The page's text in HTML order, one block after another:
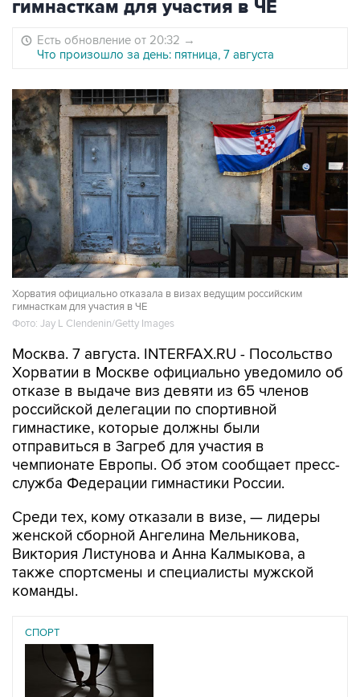
гимнасткам для участия в ЧЕ
Есть обновление от 20:32 →
Что произошло за день: пятница, 7 августа
Хорватия официально отказала в визах ведущим российским
гимнасткам для участия в ЧЕ
Фото: Jay L Clendenin/Getty Images
Москва. 7 августа. INTERFAX.RU - Посольство
Хорватии в Москве официально уведомило об
отказе в выдаче виз девяти из 65 членов
российской делегации по спортивной
гимнастике, которые должны были
отправиться в Загреб для участия в
чемпионате Европы. Об этом сообщает пресс-
служба Федерации гимнастики России.
Среди тех, кому отказали в визе, — лидеры
женской сборной Ангелина Мельникова,
Виктория Листунова и Анна Калмыкова, а
также спортсмены и специалисты мужской
команды.
СПОРТ